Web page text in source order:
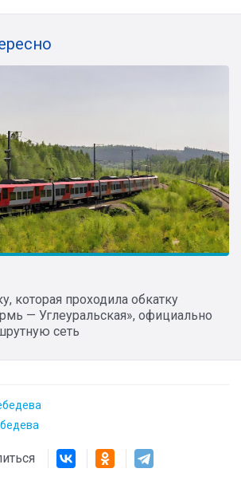
которая проходила обкатку
— Углеуральская», официально
сеть